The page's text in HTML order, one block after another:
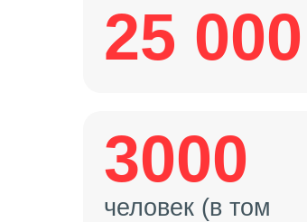
25
3000
человек (в том